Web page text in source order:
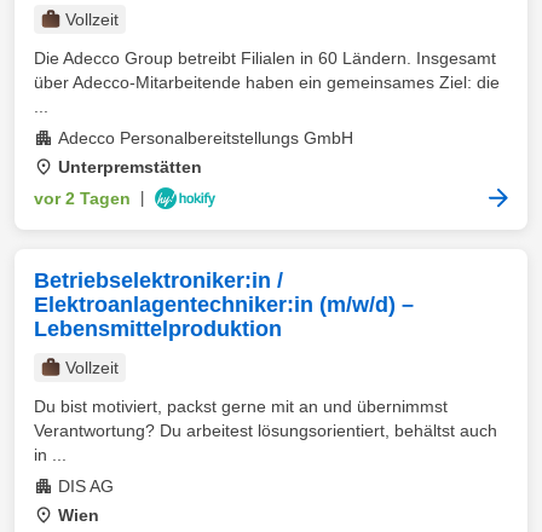
Vollzeit
Die Adecco Group betreibt Filialen in 60 Ländern. Insgesamt
über Adecco-Mitarbeitende haben ein gemeinsames Ziel: die
Adecco Personalbereitstellungs GmbH
Unterpremstätten
vor 2 Tagen
Betriebselektroniker:in /
Elektroanlagentechniker:in (m/w/d) –
Lebensmittelproduktion
Vollzeit
Du bist motiviert, packst gerne mit an und übernimmst
Verantwortung? Du arbeitest lösungsorientiert, behältst auch
in ...
DIS AG
Wien